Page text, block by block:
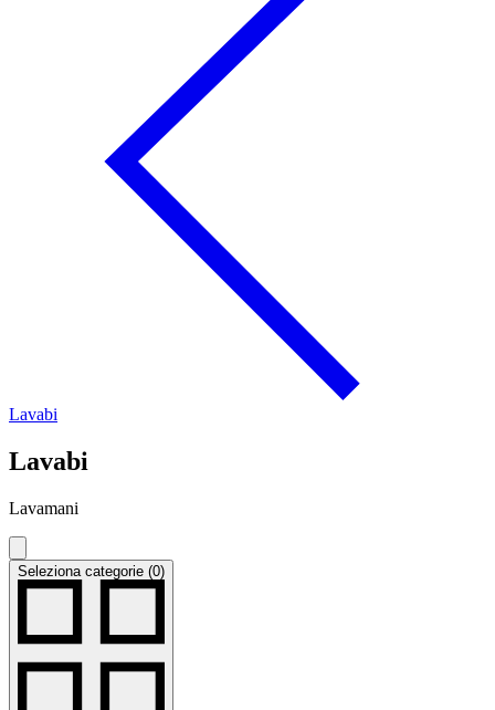
Lavabi
Lavabi
Lavamani
Seleziona categorie (0)